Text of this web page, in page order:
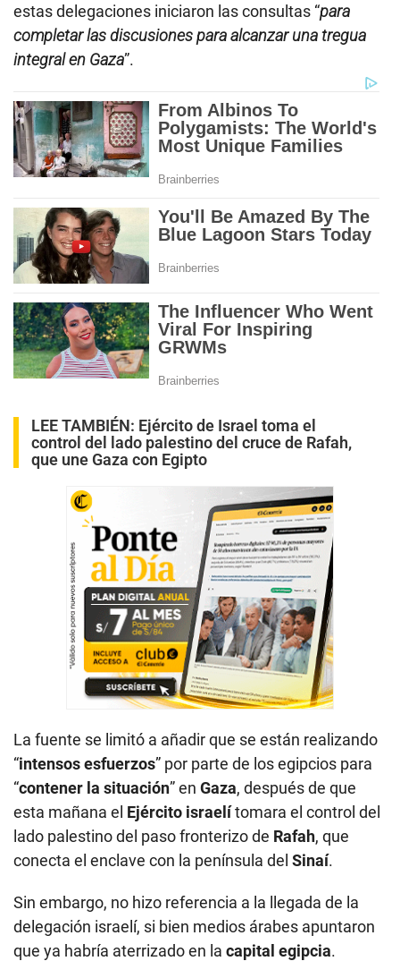
estas delegaciones iniciaron las consultas “para
completar las discusiones para alcanzar una tregua
integral en Gaza”.
LEE TAMBIÉN: Ejército de Israel toma el
control del lado palestino del cruce de Rafah,
que une Gaza con Egipto
La fuente se limitó a añadir que se están realizando
“intensos esfuerzos” por parte de los egipcios para
“contener la situación” en Gaza, después de que
esta mañana el Ejército israelítomara el control del
lado palestino del paso fronterizo de Rafah, que
conecta el enclave con la península del Sinaí.
Sin embargo, no hizo referencia a la llegada de la
delegación israelí, si bien medios árabes apuntaron
que ya habría aterrizado en la capital egipcia.